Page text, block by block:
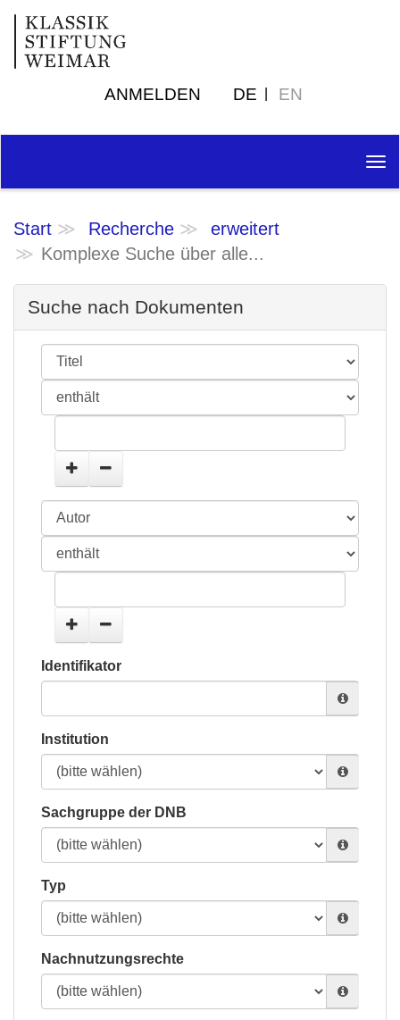
ANMELDEN DE EN
Start Recherche
erweitert
Komplexe Suche über alle...
Suche nach Dokumenten
Identifikator
Institution
Sachgruppe der DNB
Typ
Nachnutzungsrechte